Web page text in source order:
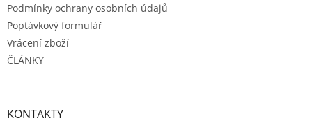
Podmínky ochrany osobních údajů
Poptávkový formulář
Vrácení zboží
ČLÁNKY
KONTAKTY